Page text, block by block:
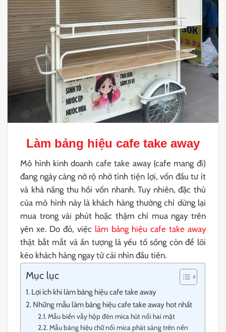
Làm bảng hiệu cafe take away
Mô hình kinh doanh cafe take away (cafe mang đi)
đang ngày càng nở rộ nhờ tính tiện lợi, vốn đầu tư ít
và khả năng thu hồi vốn nhanh. Tuy nhiên, đặc thù
của mô hình này là khách hàng thường chỉ dừng lại
mua trong vài phút hoặc thậm chí mua ngay trên
yên xe. Do đó, việc làm bảng hiệu cafe take away
thật bắt mắt và ấn tượng là yếu tố sống còn để lôi
kéo khách hàng ngay từ cái nhìn đầu tiên.
Mục lục
Lợi ích khi làm bảng hiệu cafe take away
Những mẫu làm bảng hiệu cafe take away hot nhất
Mẫu biển vẫy hộp đèn mica hút nổi hai mặt
Mẫu bảng hiệu chữ nổi mica phát sáng trên nền